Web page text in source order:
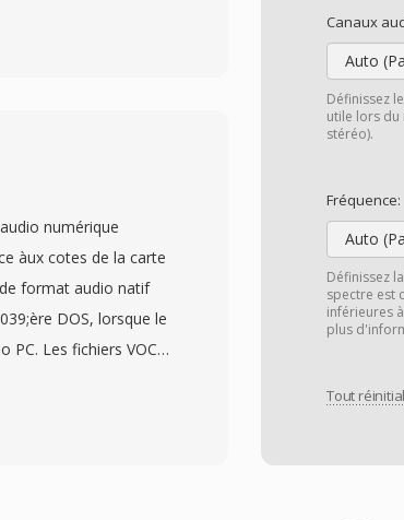
Canaux
Auto
Définissez
utile lors du
stéréo).
Fréquence:
Auto
Définissez
spectre est
inférieures
plus
Tout
routage automatise
messagerie vocale.
en popularite en
il à influence la
conçu les protocoles
SoX et
numérique
àux cotes de la carte
format audio natif
DOS, lorsque le
PC. Les fichiers VOC
en dès blocs de